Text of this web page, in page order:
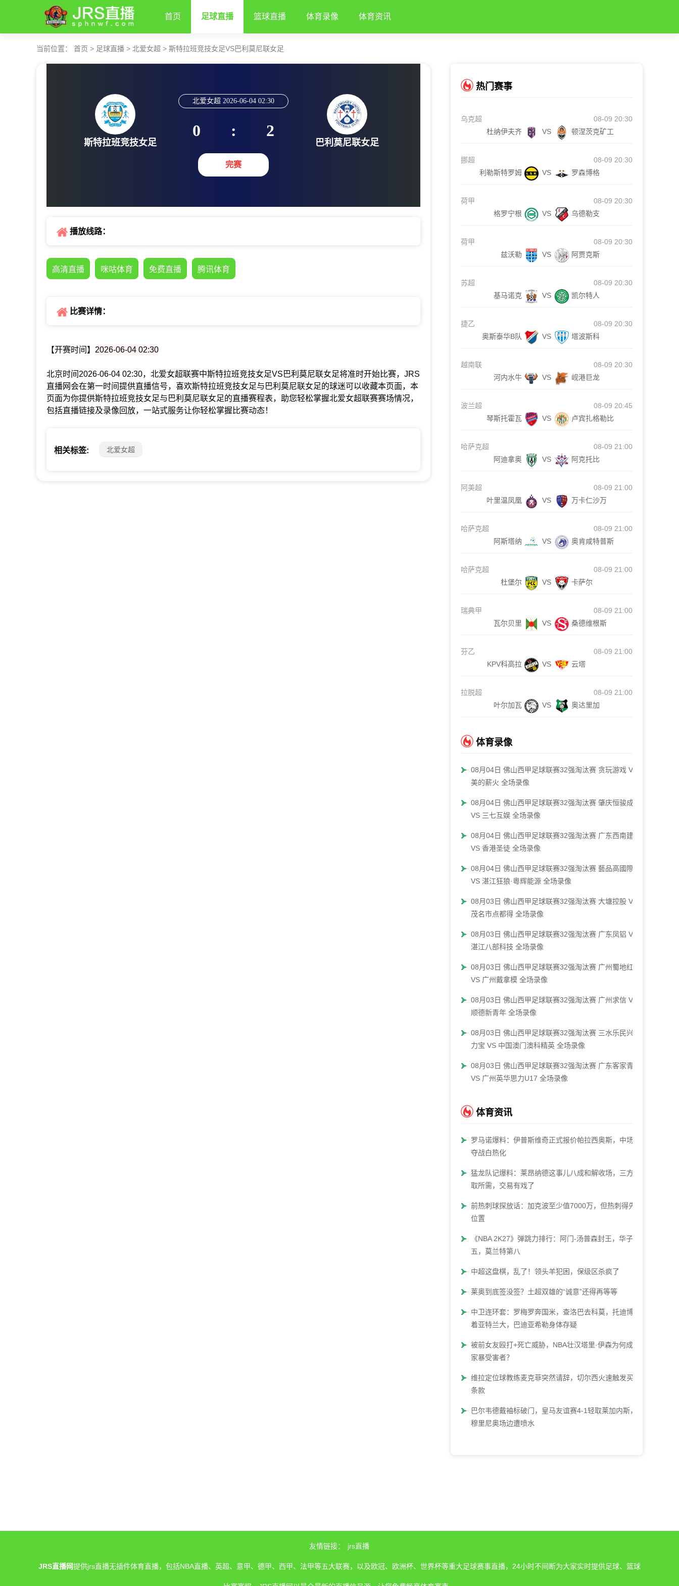
首页 足球直播 篮球直播 体育录像 体育资讯
当前位置： 首页 > 足球直播 > 北爱女超 > 斯特拉班竞技女足VS巴利莫尼联女足
斯特拉班竞技女足
北爱女超 2026-06-04 02:30
0 : 2
完赛
巴利莫尼联女足
播放线路：
高清直播 咪咕体育 免费直播 腾讯体育
比赛详情：
【开赛时间】 2026-06-04 02:30
北京时间2026-06-04 02:30，北爱女超联赛中斯特拉班竞技女足VS巴利莫尼联女足将准时开始比赛，JRS
直播网会在第一时间提供直播信号，喜欢斯特拉班竞技女足与巴利莫尼联女足的球迷可以收藏本页面，本
页面为你提供斯特拉班竞技女足与巴利莫尼联女足的直播赛程表，助您轻松掌握北爱女超联赛赛场情况，
包括直播链接及录像回放，一站式服务让你轻松掌握比赛动态！
相关标签: 北爱女超
热门赛事
乌克超
08-09 20:30
杜纳伊夫齐
VS 顿涅茨克矿工
挪超
08-09 20:30
利勒斯特罗姆
VS 罗森博格
荷甲
08-09 20:30
格罗宁根
VS 乌德勒支
荷甲
08-09 20:30
兹沃勒
VS 阿贾克斯
苏超
08-09 20:30
基马诺克
VS 凯尔特人
捷乙
08-09 20:30
奥斯泰华B队
VS 塔波斯科
越南联
08-09 20:30
河内水牛
VS 岘港巨龙
波兰超
08-09 20:45
琴斯托霍瓦
VS 卢宾扎格勒比
哈萨克超
08-09 21:00
阿迪拿奥
VS 阿克托比
阿美超
08-09 21:00
叶里温凤凰
VS 万卡仁沙万
哈萨克超
08-09 21:00
阿斯塔纳
VS 奥肯咸特普斯
哈萨克超
08-09 21:00
杜堡尔
VS 卡萨尔
瑞典甲
08-09 21:00
瓦尔贝里
VS 桑德维根斯
芬乙
08-09 21:00
KPV科高拉
VS 云塔
拉脱超
08-09 21:00
叶尔加瓦
VS 奥达里加
体育录像
08月04日 佛山西甲足球联赛32强淘汰赛 贪玩游戏 VS
美的薪火 全场录像
08月04日 佛山西甲足球联赛32强淘汰赛 肇庆恒骏成
VS 三七互娱 全场录像
08月04日 佛山西甲足球联赛32强淘汰赛 广东西南建设
VS 香港圣徒 全场录像
08月04日 佛山西甲足球联赛32强淘汰赛 藝品高國際
VS 湛江狂狼·粵辉能源 全场录像
08月03日 佛山西甲足球联赛32强淘汰赛 大塘控股 VS
茂名市点都得 全场录像
08月03日 佛山西甲足球联赛32强淘汰赛 广东凤铝 VS
湛江八部科技 全场录像
08月03日 佛山西甲足球联赛32强淘汰赛 广州蜀地红
VS 广州戴拿模 全场录像
08月03日 佛山西甲足球联赛32强淘汰赛 广州求信 VS
顺德新青年 全场录像
08月03日 佛山西甲足球联赛32强淘汰赛 三水乐民兴健
力宝 VS 中国澳门澳科精英 全场录像
08月03日 佛山西甲足球联赛32强淘汰赛 广东客家青年
VS 广州英华思力U17 全场录像
体育资讯
罗马诺爆料：伊普斯维奇正式报价帕拉西奥斯，中场争
夺战白热化
猛龙队记爆料：莱昂纳德这事儿八成和解收场，三方各
取所需，交易有戏了
前热刺球探放话：加克波至少值7000万，但热刺得先腾
位置
《NBA 2K27》弹跳力排行：阿门-汤普森封王，华子第
五，莫兰特第八
中超这盘棋，乱了！领头羊犯困，保级区杀疯了
莱奥到底签没签？土超双雄的“诚意”还得再等等
中卫连环套：罗梅罗奔国米，查洛巴去科莫，托迪博瞄
着亚特兰大，巴迪亚希勒身体存疑
被前女友殴打+死亡威胁，NBA壮汉塔里·伊森为何成了
家暴受害者？
维拉定位球教练麦克菲突然请辞，切尔西火速触发买断
条款
巴尔韦德戴袖标破门，皇马友谊赛4-1轻取莱加内斯，
穆里尼奥场边遭喷水
友情链接： jrs直播
JRS直播网提供jrs直播无插件体育直播，包括NBA直播、英超、意甲、德甲、西甲、法甲等五大联赛，以及欧冠、欧洲杯、世界杯等重大足球赛事直播，24小时不间断为大家实时提供足球、篮球